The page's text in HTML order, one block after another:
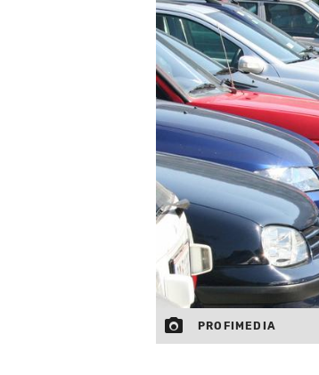
PROFIMEDIA